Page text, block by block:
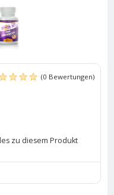
(0 Bewertungen)
zu diesem Produkt